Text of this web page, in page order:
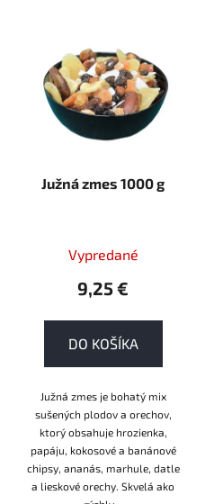
Južná zmes 1000 g
Vypredané
9,25 €
DO KOŠÍKA
Južná zmes je bohatý mix
sušených plodov a orechov,
ktorý obsahuje hrozienka,
papáju, kokosové a banánové
chipsy, ananás, marhule, datle
a lieskové orechy. Skvelá ako